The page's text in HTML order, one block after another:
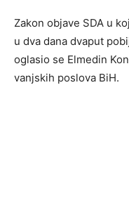
Zakon objave SDA u
u dva dana dvaput
oglasio se Elmedin
vanjskih poslova BiH.